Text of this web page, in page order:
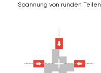
Spannung von runden Teilen